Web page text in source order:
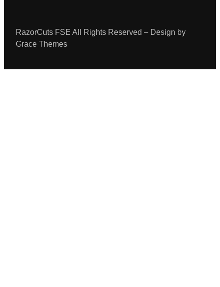
RazorCuts FSE All Rights Reserved – Design by
Grace Themes